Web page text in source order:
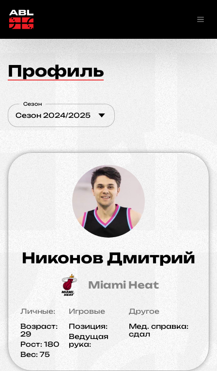
Профиль
Сезон 2024/2025
Сезон
Никонов Дмитрий
Miami Heat
Личные:
Возраст:
29
Рост: 180
Вес: 75
Игровые
Позиция:
Ведущая
рука:
Другое
Мед. справка:
сдал